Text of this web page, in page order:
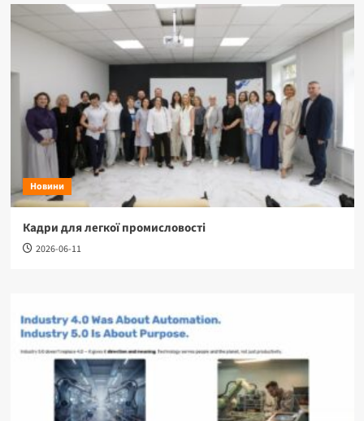
Новини
Кадри для легкої промисловості
2026-06-11